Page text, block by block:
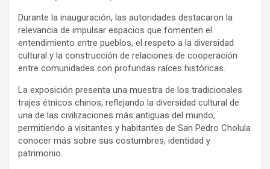
Durante la inauguración, las autoridades destacaron la
relevancia de impulsar espacios que fomenten el
entendimiento entre pueblos, el respeto a la diversidad
cultural y la construcción de relaciones de cooperación
entre comunidades con profundas raíces históricas.
La exposición presenta una muestra de los tradicionales
trajes étnicos chinos, reflejando la diversidad cultural de
una de las civilizaciones más antiguas del mundo,
permitiendo a visitantes y habitantes de San Pedro Cholula
conocer más sobre sus costumbres, identidad y
patrimonio.